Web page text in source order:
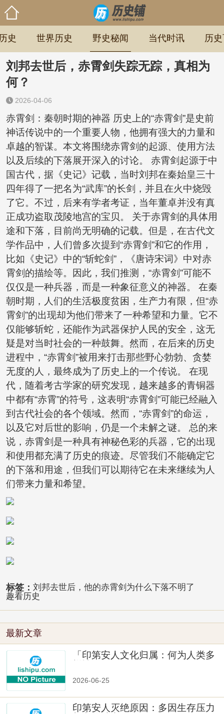
史 世界历史 野史秘闻 当代时讯 历
刘邦去世后，赤霄剑失踪无踪，真相为
何？
2026-04-06
赤霄剑：秦朝时期的神器 历史上的“赤霄剑”是史前
神话传说中的一个重要人物，他拥有强大的力量和
卓越的智谋。本文将围绕赤霄剑的起源、使用方法
以及后续的下落展开深入的讨论。 赤霄剑起源于中
国古代，据《史记》记载，当时刘邦在秦始皇三十
四年得了一把名为“武库”的长剑，并且在火中烧毁
了它。不过，后来有学者考证，当年董卓并没有真
正成功盗取茂陵地宫的宝贝。 关于赤霄剑的具体用
途和下落，目前尚无明确的记载。但是，在古代文
学作品中，人们曾多次提到“赤霄剑”和它的作用，
比如《史记》中的“斩蛇剑”，《唐诗宋词》中对赤
霄剑的描绘等。因此，我们推测，“赤霄剑”可能不
仅仅是一种兵器，而是一种象征意义的神器。 在秦
朝时期，人们的生活极度贫困，生产力有限，但“赤
霄剑”的出现却为他们带来了一种希望和力量。它不
仅能够斩蛇，还能作为武器保护人民的安全，这无
疑是对当时社会的一种鼓舞。然而，在后来的历史
进程中，“赤霄剑”被用来打击那些野心勃勃、贪婪
无度的人，最终成为了历史上的一个传说。 在现
代，随着考古学家的研究发现，越来越多的青铜器
中都有“赤霄”的符号，这表明“赤霄剑”可能已经融入
到古代社会的各个领域。然而，“赤霄剑”的命运，
以及它对后世的影响，仍是一个未解之谜。 总的来
说，赤霄剑是一种具有神秘色彩的兵器，它的出现
和使用都充满了历史的痕迹。尽管我们不能确定它
的下落和用途，但我们可以期待它在未来继续为人
们带来力量和希望。
标签： 刘邦去世后，他的赤霄剑为什么下落不明了
趣看历史
最新文章
「印第安人文化归属：何为人类多
2026-06-25
印第安人灭绝原因：多因生存压力